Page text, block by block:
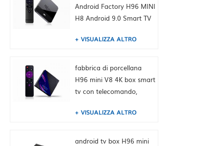
Android Factory H96 MINI
H8 Android 9.0 Smart TV
BT4.0, 2 GB + 16 GB,
della Cina HK fornitura
VISUALIZZA ALTRO
fabbrica di porcellana
H96 mini V8 4K box smart
tv con telecomando,
Quad-core Cortex-A7, 1
TikTok
VISUALIZZA ALTRO
android tv box H96 mini